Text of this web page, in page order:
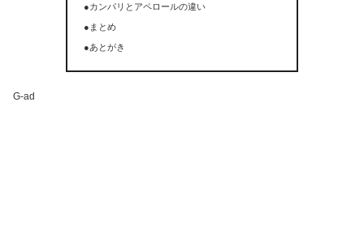
●カンパリとアペロールの違い
●まとめ
●あとがき
G-ad